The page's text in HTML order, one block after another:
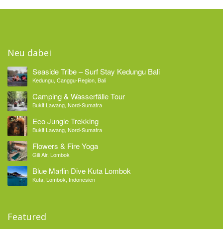
Neu dabei
Seaside Tribe – Surf Stay Kedungu Bali
Kedungu, Canggu-Region, Bali
Camping & Wasserfälle Tour
Bukit Lawang, Nord-Sumatra
Eco Jungle Trekking
Bukit Lawang, Nord-Sumatra
Flowers & Fire Yoga
Gili Air, Lombok
Blue Marlin Dive Kuta Lombok
Kuta, Lombok, Indonesien
Featured